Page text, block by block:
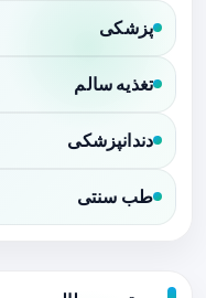
پزشکی
تغذیه سالم
دندانپزشکی
طب سنتی